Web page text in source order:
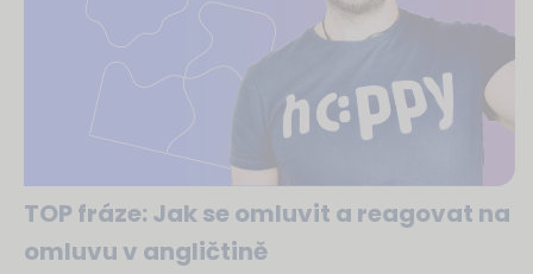
TOP fráze: Jak se omluvit a reagovat na
omluvu v angličtině